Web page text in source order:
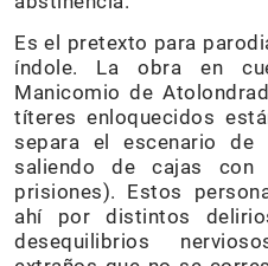
Es el pretexto para
índole. La obra en
Manicomio de
títeres enloquecidos
separa el escenario de
saliendo de cajas con
prisiones). Estos
ahí por distintos
desequilibrios